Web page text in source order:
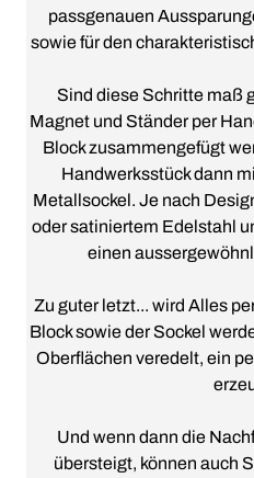
passgenauen
sowie für den
Sind diese Schritte maß
Magnet und Ständer per
Block zusammengefügt
Handwerksstück dann
Metallsockel. Je nach
oder satiniertem Edelstahl
einen
Zu guter letzt... wird Alles
Block sowie der Sockel
Oberflächen veredelt, ein
Und wenn dann die
übersteigt, können auch